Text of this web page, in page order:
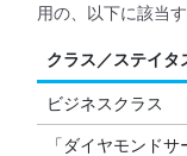
用の、以下に該当
クラス／ステイタ
ビジネスクラス
「ダイヤモンド